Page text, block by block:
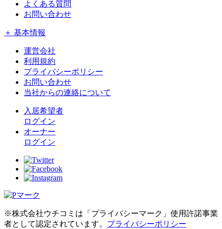
よくある質問
お問い合わせ
＋ 基本情報
運営会社
利用規約
プライバシーポリシー
お問い合わせ
当社からの連絡について
入居希望者
ログイン
オーナー
ログイン
※株式会社ウチコミは「プライバシーマーク」使用許諾事業
者として認定されています。 プライバシーポリシー